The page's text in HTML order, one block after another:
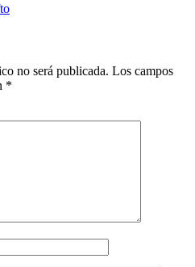
no será publicada. Los campos
*